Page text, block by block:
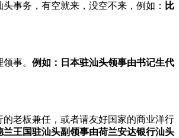
事务，有空就来，没空不来，例如： 比
事。 例如：日本驻汕头领事由书记生代
的老板兼任，或者请友好国家的商业洋行
兰王国驻汕头副领事由荷兰安达银行汕头